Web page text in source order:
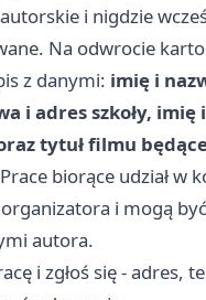
i nigdzie
Na odwrocie
z danymi: imię i
i adres szkoły, imię
tytuł filmu
biorące udział w
organizatora i mogą
autora.
i zgłoś się - adres,